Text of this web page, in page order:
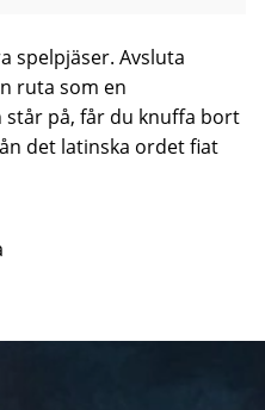
spelpjäser. Avsluta
ruta som en
står på, får du knuffa bort
det latinska ordet fiat